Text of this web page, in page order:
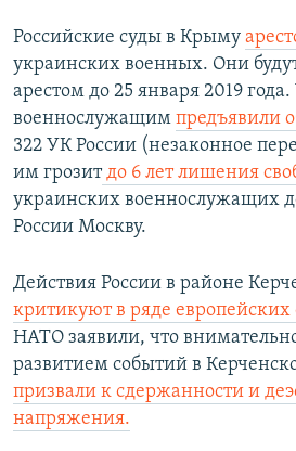
Российские суды в Крыму
украинских военных. Они
арестом до 25 января 2019
военнослужащим предъявили
322 УК России (незаконное
им грозитдо 6 лет лишения
украинских военнослужащих
России Москву.​
Действия России в районе
критикуют в ряде европейских
НАТО заявили, что внимательно
развитием событий в
призвали к сдержанности и
напряжения.